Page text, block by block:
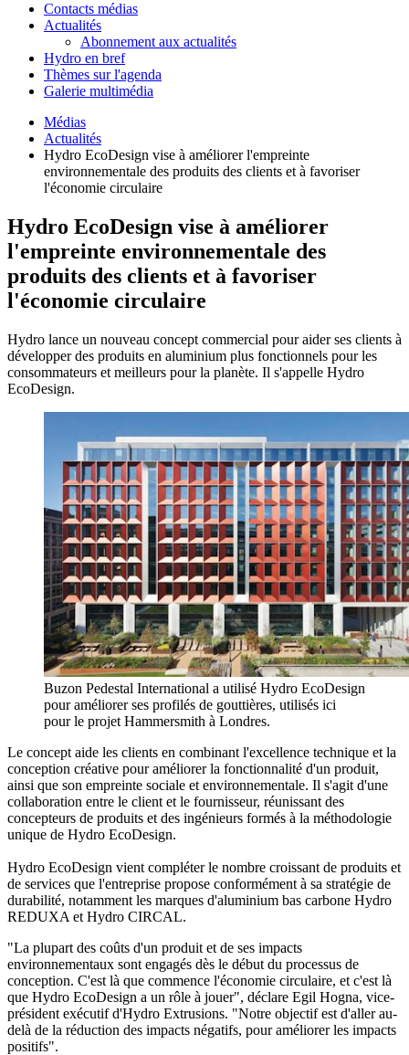
Contacts médias
Actualités
Abonnement aux actualités
Hydro en bref
Thèmes sur l'agenda
Galerie multimédia
Médias
Actualités
Hydro EcoDesign vise à améliorer l'empreinte
environnementale des produits des clients et à favoriser
l'économie circulaire
Hydro EcoDesign vise à améliorer
l'empreinte environnementale des
produits des clients et à favoriser
l'économie circulaire
Hydro lance un nouveau concept commercial pour aider ses clients à
développer des produits en aluminium plus fonctionnels pour les
consommateurs et meilleurs pour la planète. Il s'appelle Hydro
EcoDesign.
Buzon Pedestal International a utilisé Hydro EcoDesign
pour améliorer ses profilés de gouttières, utilisés ici
pour le projet Hammersmith à Londres.
Le concept aide les clients en combinant l'excellence technique et la
conception créative pour améliorer la fonctionnalité d'un produit,
ainsi que son empreinte sociale et environnementale. Il s'agit d'une
collaboration entre le client et le fournisseur, réunissant des
concepteurs de produits et des ingénieurs formés à la méthodologie
unique de Hydro EcoDesign.
Hydro EcoDesign vient compléter le nombre croissant de produits et
de services que l'entreprise propose conformément à sa stratégie de
durabilité, notamment les marques d'aluminium bas carbone Hydro
REDUXA et Hydro CIRCAL.
"La plupart des coûts d'un produit et de ses impacts
environnementaux sont engagés dès le début du processus de
conception. C'est là que commence l'économie circulaire, et c'est là
que Hydro EcoDesign a un rôle à jouer", déclare Egil Hogna, vice-
président exécutif d'Hydro Extrusions. "Notre objectif est d'aller au-
delà de la réduction des impacts négatifs, pour améliorer les impacts
positifs".